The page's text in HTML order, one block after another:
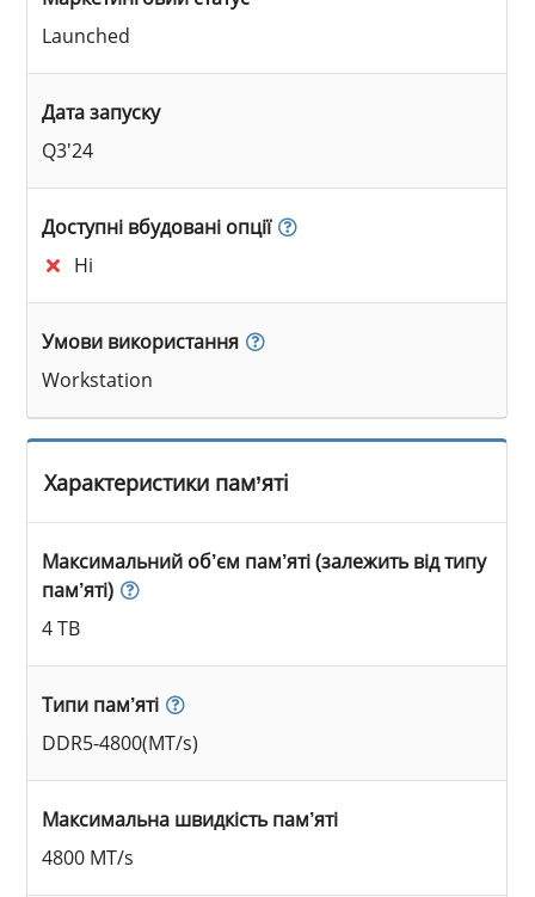
Launched
Дата запуску
Q3'24
Доступні вбудовані опції
Ні
Умови використання
Workstation
Характеристики пам’яті
Максимальний об’єм пам’яті (залежить від типу
пам’яті)
4 TB
Типи пам’яті
DDR5-4800(MT/s)
Максимальна швидкість пам’яті
4800 MT/s